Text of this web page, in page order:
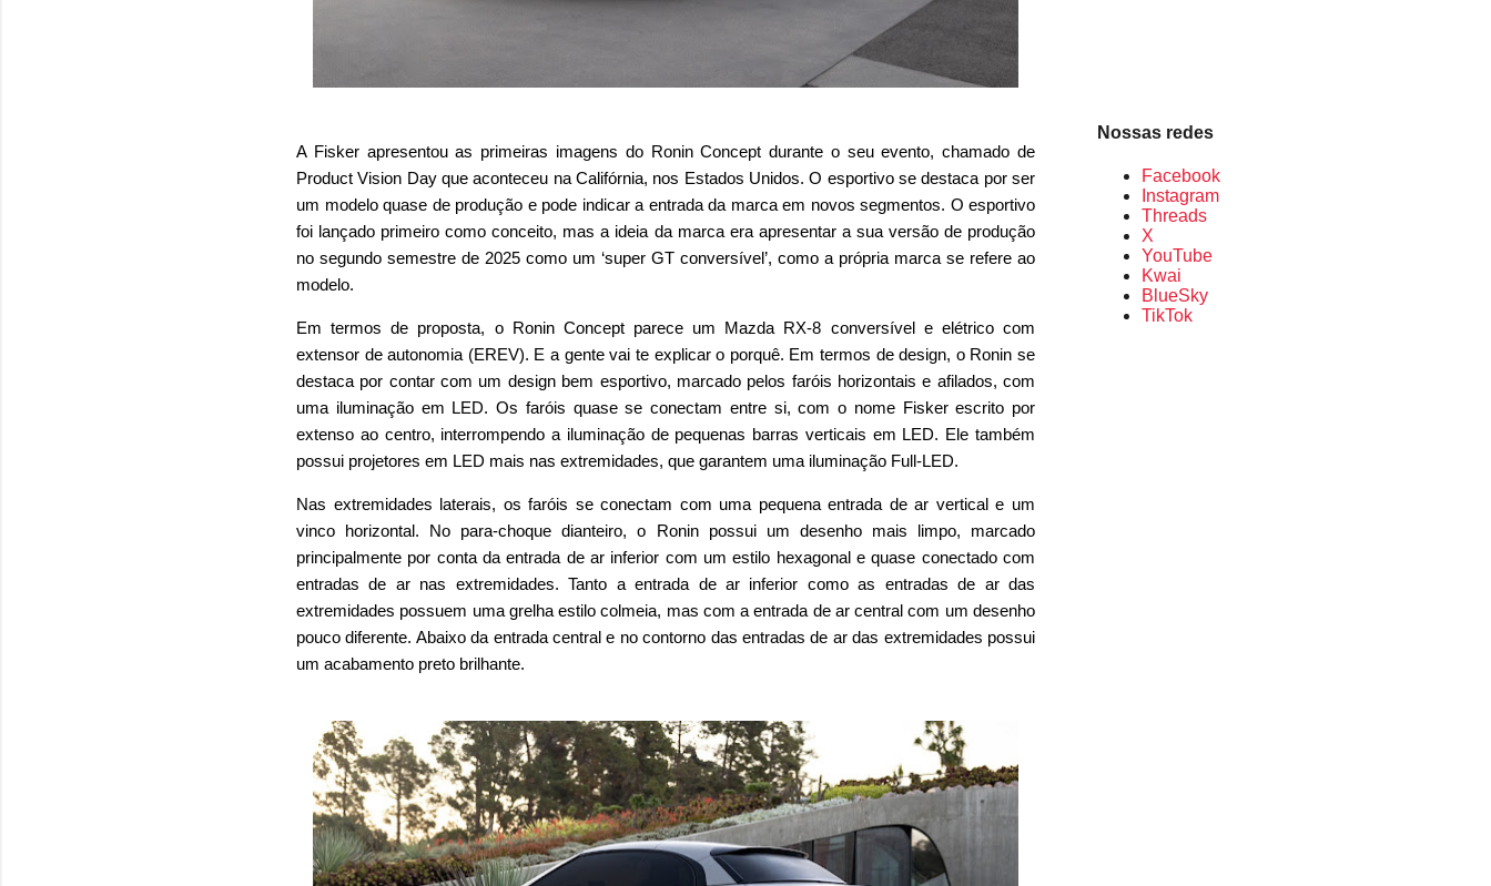
Nossas redes
Facebook
Instagram
Threads
X
YouTube
Kwai
BlueSky
TikTok
A Fisker apresentou as primeiras imagens do Ronin Concept durante o seu evento, chamado de
Product Vision Day que aconteceu na Califórnia, nos Estados Unidos. O esportivo se destaca por ser
um modelo quase de produção e pode indicar a entrada da marca em novos segmentos. O esportivo
foi lançado primeiro como conceito, mas a ideia da marca era apresentar a sua versão de produção
no segundo semestre de 2025 como um ‘super GT conversível’, como a própria marca se refere ao
modelo.
Em termos de proposta, o Ronin Concept parece um Mazda RX-8 conversível e elétrico com
extensor de autonomia (EREV). E a gente vai te explicar o porquê. Em termos de design, o Ronin se
destaca por contar com um design bem esportivo, marcado pelos faróis horizontais e afilados, com
uma iluminação em LED. Os faróis quase se conectam entre si, com o nome Fisker escrito por
extenso ao centro, interrompendo a iluminação de pequenas barras verticais em LED. Ele também
possui projetores em LED mais nas extremidades, que garantem uma iluminação Full-LED.
Nas extremidades laterais, os faróis se conectam com uma pequena entrada de ar vertical e um
vinco horizontal. No para-choque dianteiro, o Ronin possui um desenho mais limpo, marcado
principalmente por conta da entrada de ar inferior com um estilo hexagonal e quase conectado com
entradas de ar nas extremidades. Tanto a entrada de ar inferior como as entradas de ar das
extremidades possuem uma grelha estilo colmeia, mas com a entrada de ar central com um desenho
pouco diferente. Abaixo da entrada central e no contorno das entradas de ar das extremidades possui
um acabamento preto brilhante.